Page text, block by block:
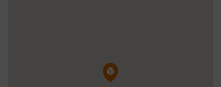
Pin de la carte